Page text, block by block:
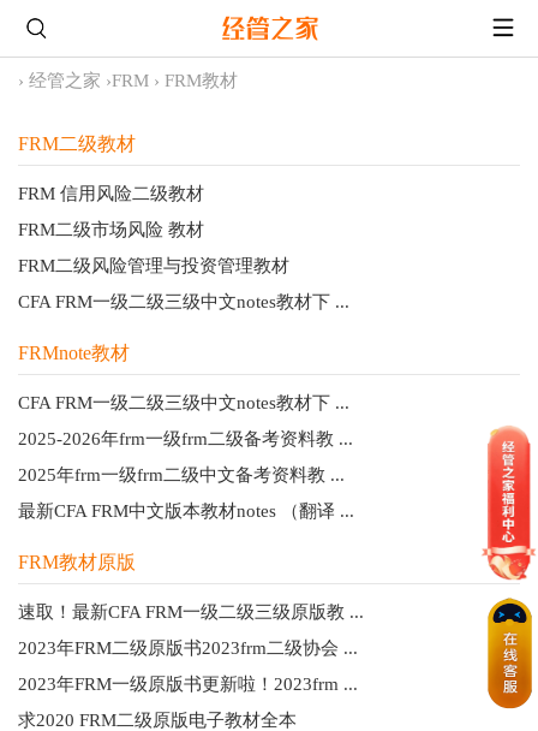
› 经管之家 ›FRM › FRM教材
FRM二级教材
FRM 信用风险二级教材
FRM二级市场风险 教材
FRM二级风险管理与投资管理教材
CFA FRM一级二级三级中文notes教材下 ...
FRMnote教材
CFA FRM一级二级三级中文notes教材下 ...
2025-2026年frm一级frm二级备考资料教 ...
2025年frm一级frm二级中文备考资料教 ...
最新CFA FRM中文版本教材notes （翻译 ...
FRM教材原版
速取！最新CFA FRM一级二级三级原版教 ...
2023年FRM二级原版书2023frm二级协会 ...
2023年FRM一级原版书更新啦！2023frm ...
求2020 FRM二级原版电子教材全本